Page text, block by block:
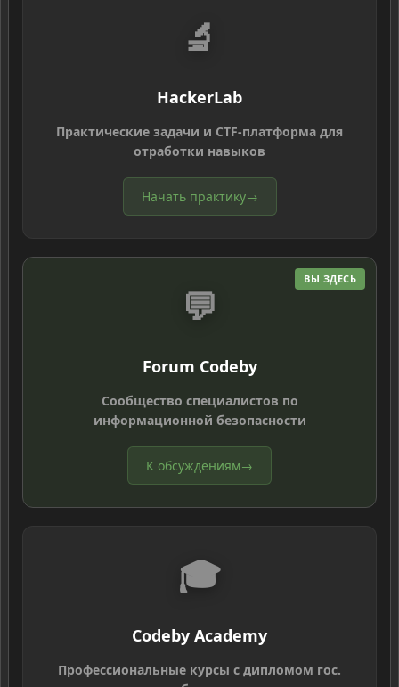
🔬
HackerLab
Практические задачи и CTF-платформа для
отработки навыков
Начать практику→
ВЫ ЗДЕСЬ
💬
Forum Codeby
Сообщество специалистов по
информационной безопасности
К обсуждениям→
🎓
Codeby Academy
Профессиональные курсы с дипломом гос.